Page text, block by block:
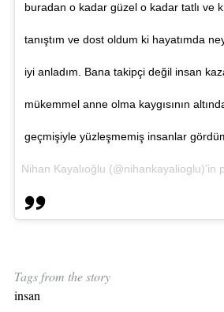
buradan o kadar güzel o kadar tatlı ve
tanıştım ve dost oldum ki hayatımda
iyi anladım. Bana takipçi değil insan
mükemmel anne olma kaygısının
geçmişiyle yüzleşmemiş insanlar
Nihan Kayalıoğlu (@nihankayalioglu)’in
Tags from the story
insan